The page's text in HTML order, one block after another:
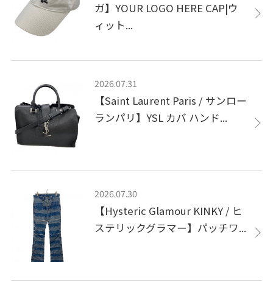
ガ】YOUR LOGO HERE CAP|ウ
ィット...
2026.07.31
【Saint Laurent Paris / サンロー
ランパリ】YSL カバ ハンド...
2026.07.30
【Hysteric Glamour KINKY / ヒ
ステリックグラマー】パッチワ...